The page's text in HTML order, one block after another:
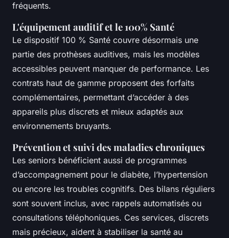
fréquents.
L'équipement auditif et le 100% Santé
Le dispositif 100 % Santé couvre désormais une
partie des prothèses auditives, mais les modèles
accessibles peuvent manquer de performance. Les
contrats haut de gamme proposent des forfaits
complémentaires, permettant d’accéder à des
appareils plus discrets et mieux adaptés aux
environnements bruyants.
Prévention et suivi des maladies chroniques
Les seniors bénéficient aussi de programmes
d’accompagnement pour le diabète, l’hypertension
ou encore les troubles cognitifs. Des bilans réguliers
sont souvent inclus, avec rappels automatisés ou
consultations téléphoniques. Ces services, discrets
mais précieux, aident à stabiliser la santé au